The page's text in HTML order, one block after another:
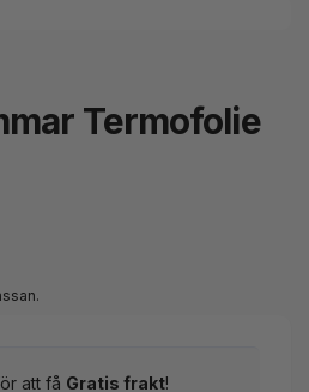
Termofolie
att få Gratis frakt!